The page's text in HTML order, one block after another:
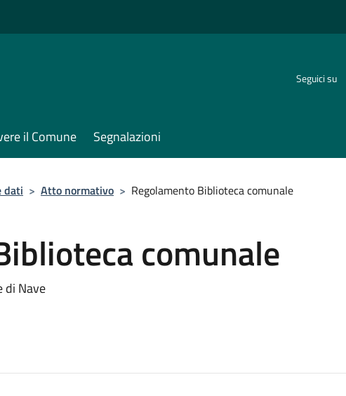
Seguici su
il Comune Segnalazioni
dati > Atto normativo > Regolamento Biblioteca comunale
comunale
di Nave